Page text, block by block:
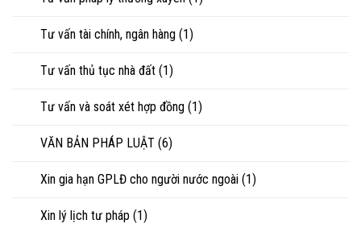
Tư vấn tài chính, ngân hàng (1)
Tư vấn thủ tục nhà đất (1)
Tư vấn và soát xét hợp đồng (1)
VĂN BẢN PHÁP LUẬT (6)
Xin gia hạn GPLĐ cho người nước ngoài (1)
Xin lý lịch tư pháp (1)